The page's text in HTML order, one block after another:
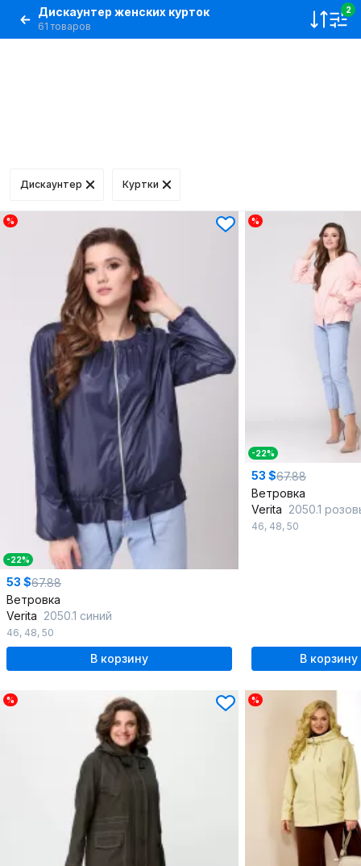
Дискаунтер женских курток
61 товаров
2
Дискаунтер Куртки
%
-22%
53 $67.88
Ветровка
Verita 2050.1 синий
46, 48, 50
В корзину
%
-22%
53 $67.88
Ветровка
Verita 2050.1
46, 48, 50
В корзину
% %